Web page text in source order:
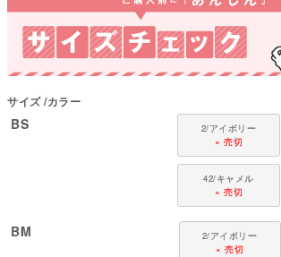
●厚さ(5段階)：5
●お洗濯について：手洗い又は、洗濯ネットを使用。
して中温。 ファスナー・ボタン・面テープがある商
態で洗濯をしてください
心地をお楽しみください。
ゴールデン レトリバー、ダルメシアン、ラブラドー
ー・コリー、ハスキー、ジャーマンシェパード、スタ
サイズ カラー
BS
2/アイボリー
× 売切
42/キャメル
× 売切
BM
2/アイボリー
× 売切